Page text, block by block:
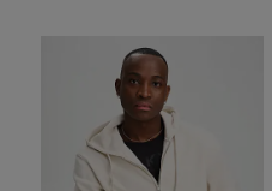
Valitse 2, maksa 44,99€